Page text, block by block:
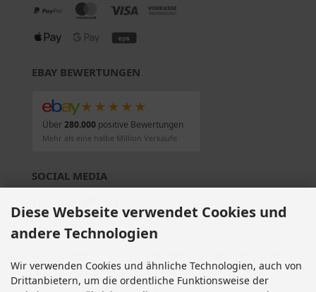
EBAY BEWERTUNGEN
★★★★★
Über280.000positive Bewertungen
Mehr als eine halbe Million Verkäufe
SOCIAL MEDIA
entsprechen dem bisherigen Preis bei Motorradteile & Motorrad Ersatzteile.
Motorradteile & Motorrad Ersatzteile © 2026 | Template © 2009-2026 by modified
Diese Webseite verwendet Cookies und
andere Technologien
Wir verwenden Cookies und ähnliche Technologien, auch von
Drittanbietern, um die ordentliche Funktionsweise der